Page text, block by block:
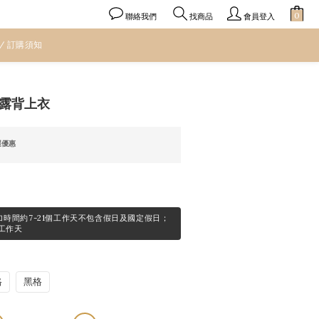
聯絡我們 找商品 會員登入
訂購須知
背上衣
惠
間約7-21個工作天不包含假日及國定假日；
作天
黑格